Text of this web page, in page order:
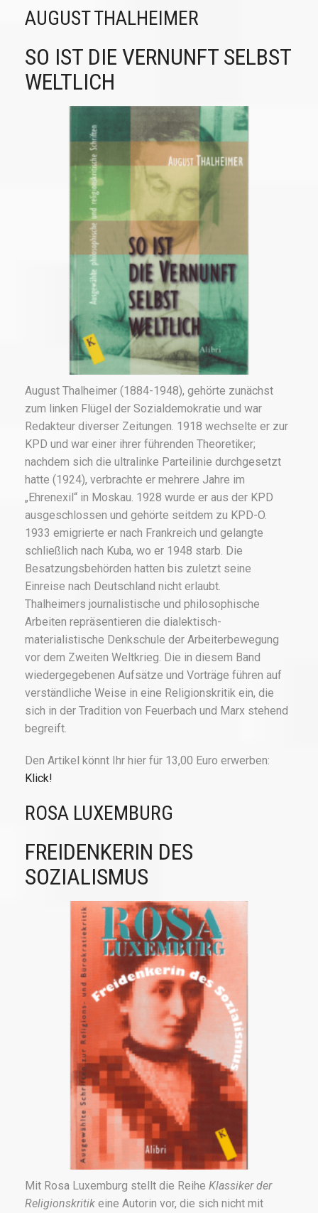
AUGUST THALHEIMER
SO IST DIE VERNUNFT SELBST
WELTLICH
August Thalheimer (1884-1948), gehörte zunächst
zum linken Flügel der Sozialdemokratie und war
Redakteur diverser Zeitungen. 1918 wechselte er zur
KPD und war einer ihrer führenden Theoretiker;
nachdem sich die ultralinke Parteilinie durchgesetzt
hatte (1924), verbrachte er mehrere Jahre im
„Ehrenexil“ in Moskau. 1928 wurde er aus der KPD
ausgeschlossen und gehörte seitdem zu KPD-O.
1933 emigrierte er nach Frankreich und gelangte
schließlich nach Kuba, wo er 1948 starb. Die
Besatzungsbehörden hatten bis zuletzt seine
Einreise nach Deutschland nicht erlaubt.
Thalheimers journalistische und philosophische
Arbeiten repräsentieren die dialektisch-
materialistische Denkschule der Arbeiterbewegung
vor dem Zweiten Weltkrieg. Die in diesem Band
wiedergegebenen Aufsätze und Vorträge führen auf
verständliche Weise in eine Religionskritik ein, die
sich in der Tradition von Feuerbach und Marx stehend
begreift.
Den Artikel könnt Ihr hier für 13,00 Euro erwerben:
Klick!
ROSA LUXEMBURG
FREIDENKERIN DES
SOZIALISMUS
Mit Rosa Luxemburg stellt die Reihe Klassiker der
Religionskritik eine Autorin vor, die sich nicht mit